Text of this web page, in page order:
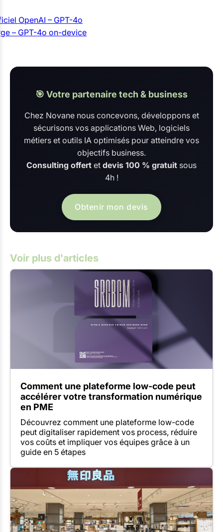
OpenAI – GPT-4o
– GPT-4o on-device
🎯 Votre partenaire tech & business
Chez Novane nous concevons, développons et
sécurisons vos applications Web, logiciels
métiers et outils IA optimisés pour atteindre vos
objectifs business.
Consulting offert et devis 100 % gratuit sous
4h !
Obtenir mon devis
Voir plus d'articles
Comment une plateforme low-code peut
accélérer votre transformation numérique
en PME
Découvrez comment une plateforme low-code
peut digitaliser rapidement vos process, réduire
vos coûts et impliquer vos équipes grâce à un
guide en 5 étapes